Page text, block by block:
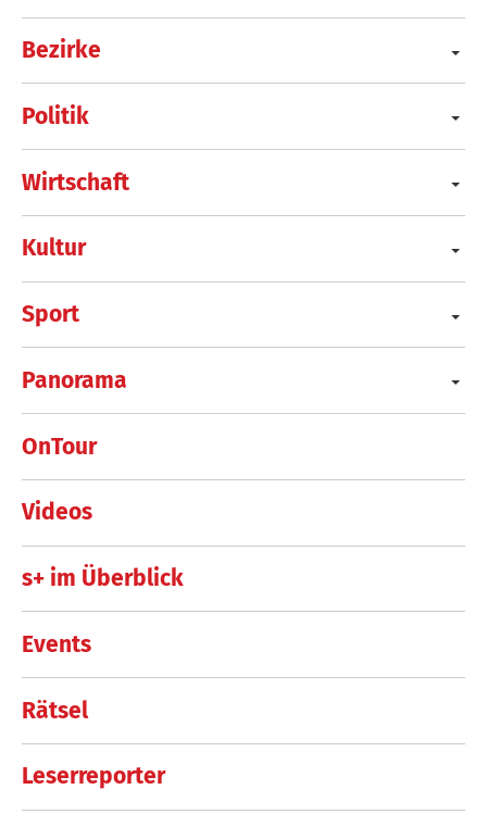
Bezirke
Politik
Wirtschaft
Kultur
Sport
Panorama
OnTour
Videos
s+ im Überblick
Events
Rätsel
Leserreporter